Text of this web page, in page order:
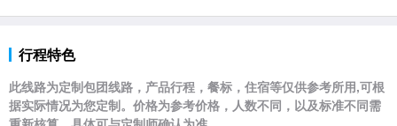
行程特色
此线路为定制包团线路，产品行程，餐标，住宿等仅供参考所用,可根
据实际情况为您定制。价格为参考价格，人数不同，以及标准不同需